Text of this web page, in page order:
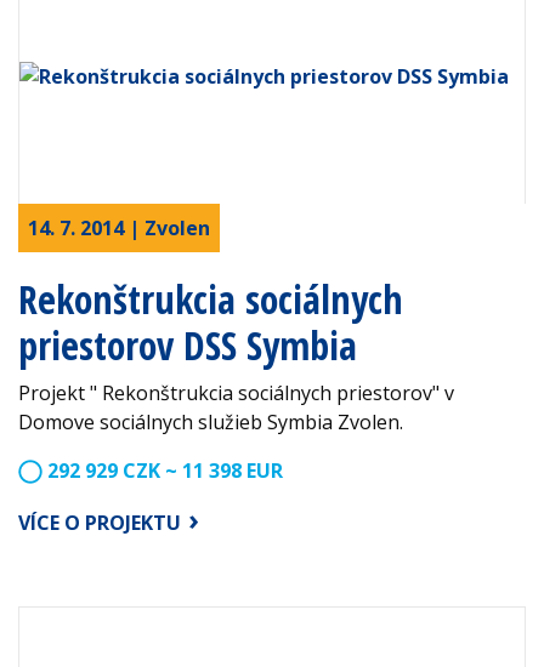
14. 7. 2014 | Zvolen
Rekonštrukcia sociálnych
priestorov DSS Symbia
Projekt " Rekonštrukcia sociálnych priestorov" v
Domove sociálnych služieb Symbia Zvolen.
292 929 CZK ~ 11 398 EUR
VÍCE O PROJEKTU